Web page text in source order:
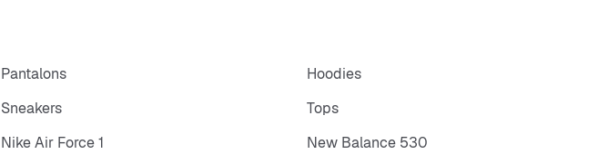
Pantalons
Hoodies
Sneakers
Tops
Nike Air Force 1
New Balance 530